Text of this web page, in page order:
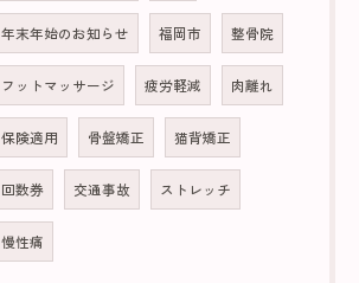
年末年始のお知らせ 福岡市 整骨院
フットマッサージ 疲労軽減 肉離れ
保険適用 骨盤矯正 猫背矯正
回数券 交通事故 ストレッチ
慢性痛